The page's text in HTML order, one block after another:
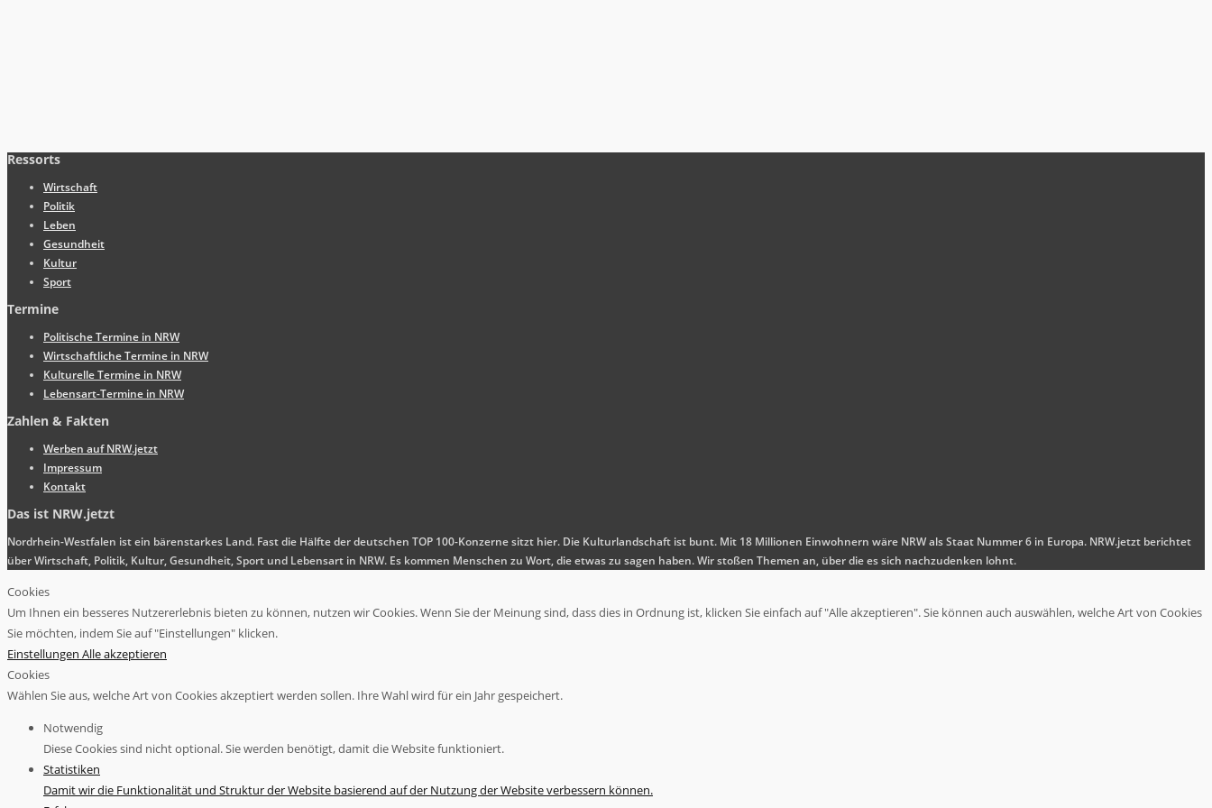
Ressorts
Wirtschaft
Politik
Leben
Gesundheit
Kultur
Sport
Termine
Politische Termine in NRW
Wirtschaftliche Termine in NRW
Kulturelle Termine in NRW
Lebensart-Termine in NRW
Zahlen & Fakten
Werben auf NRW.jetzt
Impressum
Kontakt
Das ist NRW.jetzt
Nordrhein-Westfalen ist ein bärenstarkes Land. Fast die Hälfte der deutschen TOP 100-Konzerne sitzt hier. Die Kulturlandschaft ist bunt. Mit 18 Millionen Einwohnern wäre NRW als Staat Nummer 6 in Europa. NRW.jetzt berichtet
über Wirtschaft, Politik, Kultur, Gesundheit, Sport und Lebensart in NRW. Es kommen Menschen zu Wort, die etwas zu sagen haben. Wir stoßen Themen an, über die es sich nachzudenken lohnt.
Cookies
Um Ihnen ein besseres Nutzererlebnis bieten zu können, nutzen wir Cookies. Wenn Sie der Meinung sind, dass dies in Ordnung ist, klicken Sie einfach auf "Alle akzeptieren". Sie können auch auswählen, welche Art von Cookies
Sie möchten, indem Sie auf "Einstellungen" klicken.
Einstellungen Alle akzeptieren
Cookies
Wählen Sie aus, welche Art von Cookies akzeptiert werden sollen. Ihre Wahl wird für ein Jahr gespeichert.
Notwendig
Diese Cookies sind nicht optional. Sie werden benötigt, damit die Website funktioniert.
Statistiken
Damit wir die Funktionalität und Struktur der Website basierend auf der Nutzung der Website verbessern können.